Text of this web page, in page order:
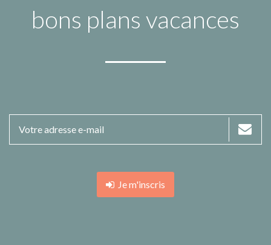
bons plans vacances
Je m'inscris